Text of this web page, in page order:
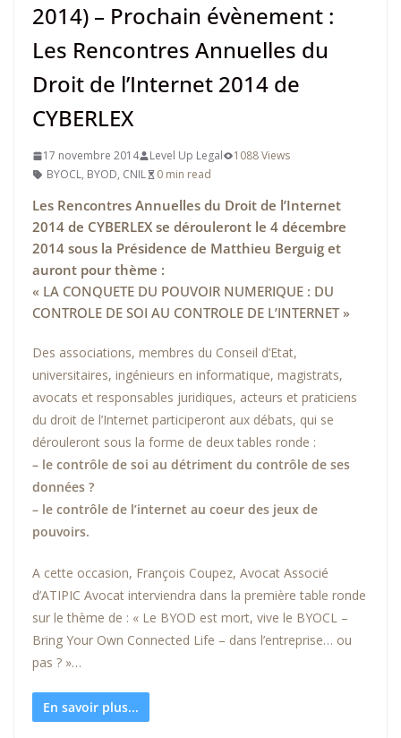
2014) – Prochain évènement :
Les Rencontres Annuelles du
Droit de l’Internet 2014 de
CYBERLEX
17 novembre 2014 Level Up Legal
1088 Views
BYOCL, BYOD, CNIL 0 min read
Les Rencontres Annuelles du Droit de l’Internet
2014 de CYBERLEX se dérouleront le 4 décembre
2014 sous la Présidence de Matthieu Berguig et
auront pour thème :
« LA CONQUETE DU POUVOIR NUMERIQUE : DU
CONTROLE DE SOI AU CONTROLE DE L’INTERNET »
Des associations, membres du Conseil d’Etat,
universitaires, ingénieurs en informatique, magistrats,
avocats et responsables juridiques, acteurs et praticiens
du droit de l’Internet participeront aux débats, qui se
dérouleront sous la forme de deux tables ronde :
– le contrôle de soi au détriment du contrôle de ses
données ?
– le contrôle de l’internet au coeur des jeux de
pouvoirs.
A cette occasion, François Coupez, Avocat Associé
d’ATIPIC Avocat interviendra dans la première table ronde
sur le thème de : « Le BYOD est mort, vive le BYOCL –
Bring Your Own Connected Life – dans l’entreprise… ou
pas ? »…
En savoir plus...